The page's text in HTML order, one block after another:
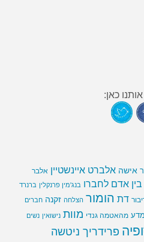
כאן:
אישה אלברט איינשטיין אלבר
בין אדם לחברו בנג'מין פרנקלין ברנרד
דת הומור הצלחה זקנה חברים
מדע מהאטמה גנדי מוות נישואין נשים
פרידריך ניטשה